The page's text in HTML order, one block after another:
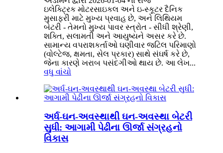
ઇલેક્ટ્રિક મોટરસાઇકલ અને ઇ-સ્કૂટર દૈનિક
મુસાફરી માટે મુખ્ય પ્રવાહ છે, અને લિથિયમ
બેટરી - તેમનો મુખ્ય પાવર સ્ત્રોત - સીધી શ્રેણી,
શક્તિ, સલામતી અને આયુષ્યને અસર કરે છે.
સામાન્ય વપરાશકર્તાઓ ઘણીવાર જટિલ પરિમાણો
(વોલ્ટેજ, ક્ષમતા, સેલ પ્રકાર) સાથે સંઘર્ષ કરે છે,
જેના કારણે ખરાબ પસંદગીઓ થાય છે. આ લેખ...
વધુ વાંચો
અર્ધ-ઘન-અવસ્થાથી ઘન-અવસ્થા બેટરી
સુધી: આગામી પેઢીના ઊર્જા સંગ્રહનો
વિકાસ